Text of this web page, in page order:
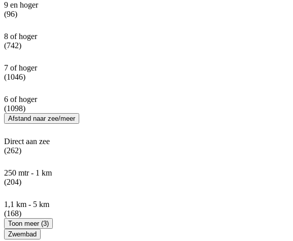
9 en hoger
(96)
8 of hoger
(742)
7 of hoger
(1046)
6 of hoger
(1098)
Afstand naar zee/meer
Direct aan zee
(262)
250 mtr - 1 km
(204)
1,1 km - 5 km
(168)
Toon meer (3)
Zwembad